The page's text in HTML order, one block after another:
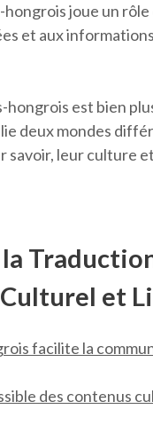
joue un
et aux
est bien
deux mondes
savoir, leur culture
Culturel et
facilite la
des contenus